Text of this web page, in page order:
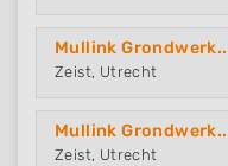
Mullink Grondwerk..
Zeist, Utrecht
Mullink Grondwerk..
Zeist, Utrecht